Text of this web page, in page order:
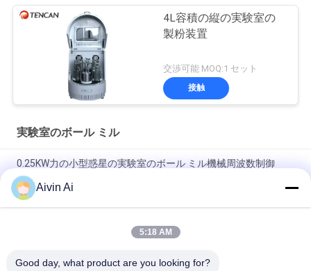
4L容積の縦の実験室の
製粉装置
交渉可能 MOQ:1 セット
接触
実験室のボール ミル
0.25KW力の小型惑星の実験室のボール ミル機械周波数制御
ナノの粉の実験室の粉砕機機械、実験室スケールのボール ミル
の長い耐用年数
セリウムISOの縦および移動可能な実験室の粉砕の製造所、実験
Aivin Ai
5:18 AM
Good day, what product are you looking for?